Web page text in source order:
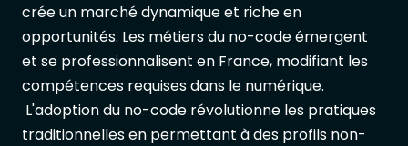
crée un marché dynamique et riche en
opportunités. Les métiers du no-code émergent
et se professionnalisent en France, modifiant les
compétences requises dans le numérique.
L'adoption du no-code révolutionne les pratiques
traditionnelles en permettant à des profils non-